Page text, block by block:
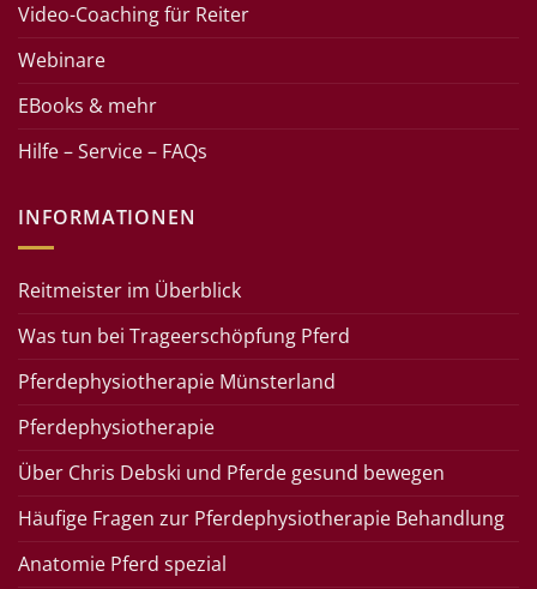
Video-Coaching für Reiter
Webinare
EBooks & mehr
Hilfe – Service – FAQs
INFORMATIONEN
Reitmeister im Überblick
Was tun bei Trageerschöpfung Pferd
Pferdephysiotherapie Münsterland
Pferdephysiotherapie
Über Chris Debski und Pferde gesund bewegen
Häufige Fragen zur Pferdephysiotherapie Behandlung
Anatomie Pferd spezial